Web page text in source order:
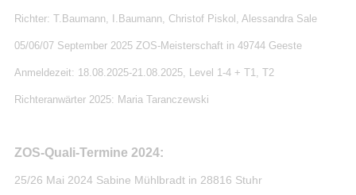
Richter: T.Baumann, I.Baumann, Christof Piskol, Alessandra Sale
05/06/07 September 2025 ZOS-Meisterschaft in 49744 Geeste
Anmeldezeit: 18.08.2025-21.08.2025, Level 1-4 + T1, T2
Richteranwärter 2025: Maria Taranczewski
ZOS-Quali-Termine 2024:
25/26 Mai 2024 Sabine Mühlbradt in 28816 Stuhr